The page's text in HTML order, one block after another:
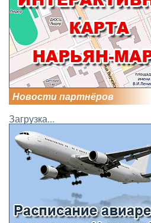
Новости партнёров
Загрузка...